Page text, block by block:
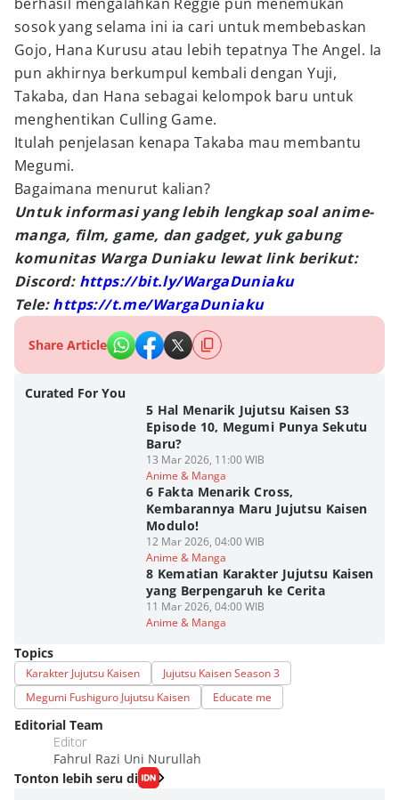
sosok yang selama ini ia cari untuk membebaskan
Gojo, Hana Kurusu atau lebih tepatnya The Angel. Ia
pun akhirnya berkumpul kembali dengan Yuji,
Takaba, dan Hana sebagai kelompok baru untuk
menghentikan Culling Game.
Itulah penjelasan kenapa Takaba mau membantu
Megumi.
Bagaimana menurut kalian?
Untuk informasi yang lebih lengkap soal anime-
manga, film, game, dan gadget, yuk gabung
komunitas Warga Duniaku lewat link berikut:
Discord: https://bit.ly/WargaDuniaku
Tele:https://t.me/WargaDuniaku
Share Article
Curated For You
5 Hal Menarik Jujutsu Kaisen S3
Episode 10, Megumi Punya Sekutu
Baru?
13 Mar 2026, 11:00 WIB
Anime & Manga
6 Fakta Menarik Cross,
Kembarannya Maru Jujutsu Kaisen
Modulo!
12 Mar 2026, 04:00 WIB
Anime & Manga
8 Kematian Karakter Jujutsu Kaisen
yang Berpengaruh ke Cerita
11 Mar 2026, 04:00 WIB
Anime & Manga
Topics
Karakter Jujutsu Kaisen
Jujutsu Kaisen Season 3
Megumi Fushiguro Jujutsu Kaisen
Educate me
Editorial Team
Editor
Fahrul Razi Uni Nurullah
Tonton lebih seru di